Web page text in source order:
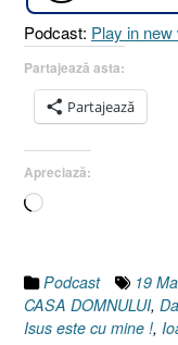
Podcast: Play in new
Partajează asta:
Partajează
Apreciază:
Încarc...
Podcast 19
CASA DOMNULUI,
Isus este cu mine !,